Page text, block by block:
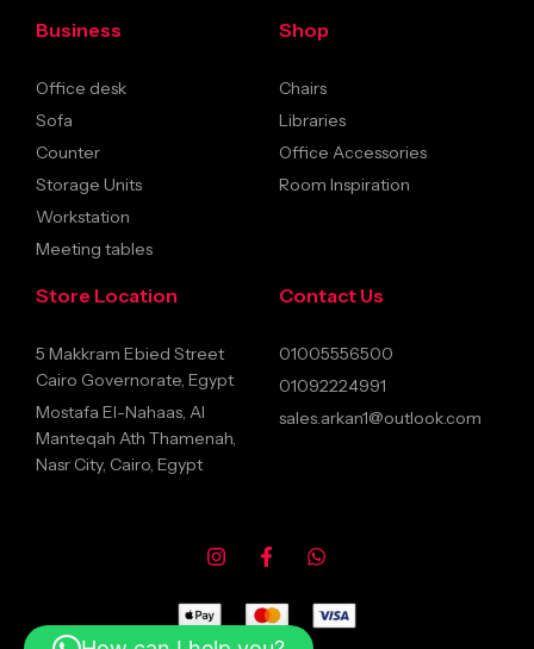
Business
Office desk
Sofa
Counter
Storage Units
Workstation
Meeting tables
Shop
Chairs
Libraries
Office Accessories
Room Inspiration
Store Location
5 Makkram Ebied Street
Cairo Governorate, Egypt
Mostafa El-Nahaas, Al
Manteqah Ath Thamenah,
Nasr City, Cairo, Egypt
Contact Us
01005556500
01092224991
sales.arkan1@outlook.com